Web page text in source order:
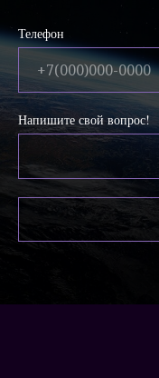
Телефон
Напишите свой вопрос!